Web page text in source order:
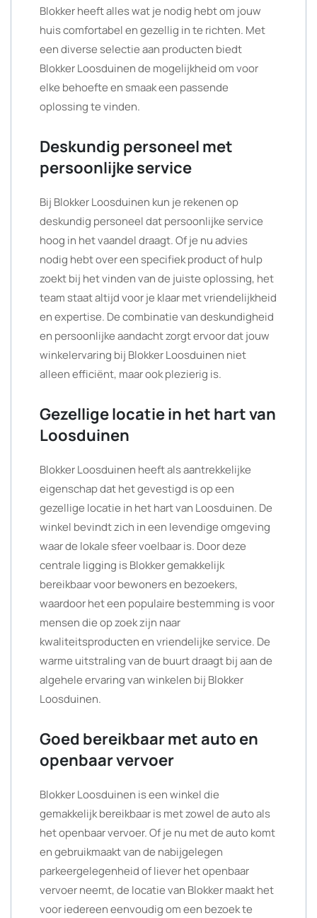
Blokker heeft alles wat je nodig hebt om jouw
huis comfortabel en gezellig in te richten. Met
een diverse selectie aan producten biedt
Blokker Loosduinen de mogelijkheid om voor
elke behoefte en smaak een passende
oplossing te vinden.
Deskundig personeel met
persoonlijke service
Bij Blokker Loosduinen kun je rekenen op
deskundig personeel dat persoonlijke service
hoog in het vaandel draagt. Of je nu advies
nodig hebt over een specifiek product of hulp
zoekt bij het vinden van de juiste oplossing, het
team staat altijd voor je klaar met vriendelijkheid
en expertise. De combinatie van deskundigheid
en persoonlijke aandacht zorgt ervoor dat jouw
winkelervaring bij Blokker Loosduinen niet
alleen efficiënt, maar ook plezierig is.
Gezellige locatie in het hart van
Loosduinen
Blokker Loosduinen heeft als aantrekkelijke
eigenschap dat het gevestigd is op een
gezellige locatie in het hart van Loosduinen. De
winkel bevindt zich in een levendige omgeving
waar de lokale sfeer voelbaar is. Door deze
centrale ligging is Blokker gemakkelijk
bereikbaar voor bewoners en bezoekers,
waardoor het een populaire bestemming is voor
mensen die op zoek zijn naar
kwaliteitsproducten en vriendelijke service. De
warme uitstraling van de buurt draagt bij aan de
algehele ervaring van winkelen bij Blokker
Loosduinen.
Goed bereikbaar met auto en
openbaar vervoer
Blokker Loosduinen is een winkel die
gemakkelijk bereikbaar is met zowel de auto als
het openbaar vervoer. Of je nu met de auto komt
en gebruikmaakt van de nabijgelegen
parkeergelegenheid of liever het openbaar
vervoer neemt, de locatie van Blokker maakt het
voor iedereen eenvoudig om een bezoek te